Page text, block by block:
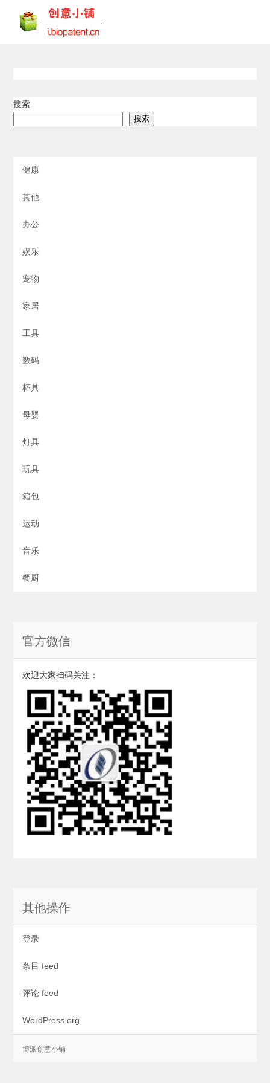
搜索
搜索
健康
其他
办公
娱乐
宠物
家居
工具
数码
杯具
母婴
灯具
玩具
箱包
运动
音乐
餐厨
官方微信
欢迎大家扫码关注：
其他操作
登录
条目 feed
评论 feed
WordPress.org